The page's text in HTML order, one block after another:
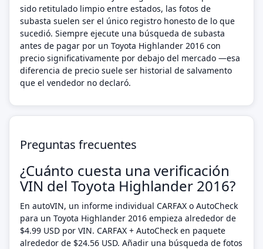
sido retitulado limpio entre estados, las fotos de
subasta suelen ser el único registro honesto de lo que
sucedió. Siempre ejecute una búsqueda de subasta
antes de pagar por un Toyota Highlander 2016 con
precio significativamente por debajo del mercado —esa
diferencia de precio suele ser historial de salvamento
que el vendedor no declaró.
Preguntas frecuentes
¿Cuánto cuesta una verificación
VIN del Toyota Highlander 2016?
En autoVIN, un informe individual CARFAX o AutoCheck
para un Toyota Highlander 2016 empieza alrededor de
$4.99 USD por VIN. CARFAX + AutoCheck en paquete
alrededor de $24.56 USD. Añadir una búsqueda de fotos